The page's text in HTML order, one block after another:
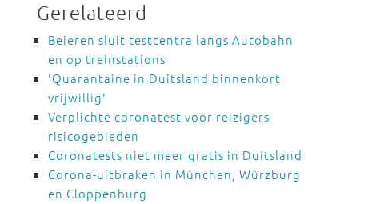
Gerelateerd
Beieren sluit testcentra langs Autobahn
en op treinstations
'Quarantaine in Duitsland binnenkort
vrijwillig'
Verplichte coronatest voor reizigers
risicogebieden
Coronatests niet meer gratis in Duitsland
Corona-uitbraken in München, Würzburg
en Cloppenburg